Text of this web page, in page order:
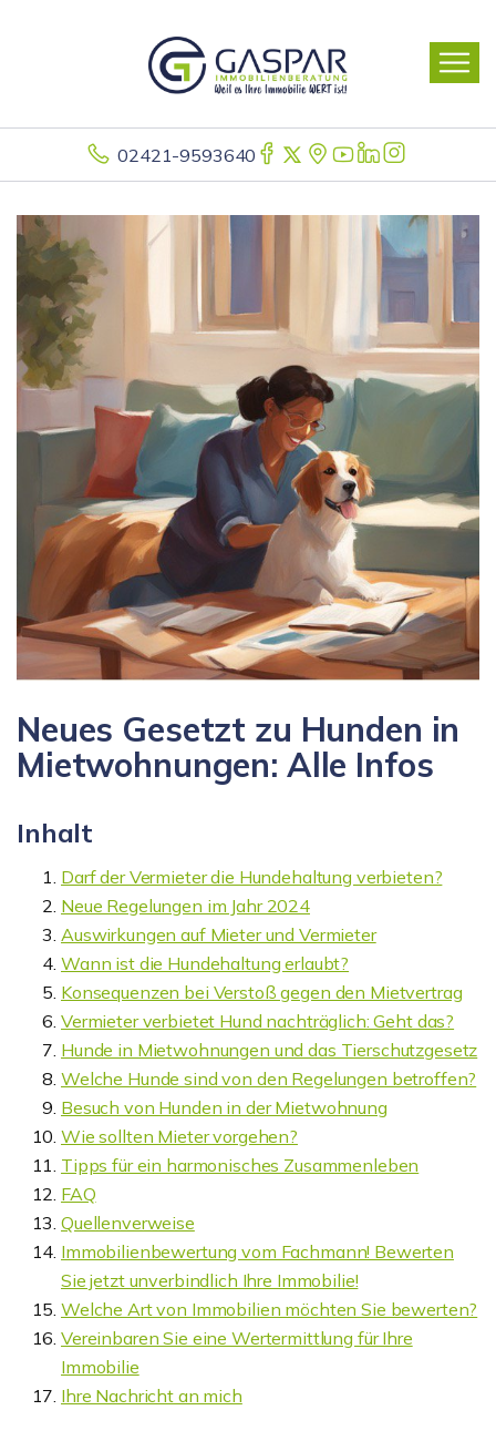
02421-9593640
Neues Gesetzt zu Hunden in
Mietwohnungen: Alle Infos
Inhalt
Darf der Vermieter die Hundehaltung verbieten?
Neue Regelungen im Jahr 2024
Auswirkungen auf Mieter und Vermieter
Wann ist die Hundehaltung erlaubt?
Konsequenzen bei Verstoß gegen den Mietvertrag
Vermieter verbietet Hund nachträglich: Geht das?
Hunde in Mietwohnungen und das Tierschutzgesetz
Welche Hunde sind von den Regelungen betroffen?
Besuch von Hunden in der Mietwohnung
Wie sollten Mieter vorgehen?
Tipps für ein harmonisches Zusammenleben
FAQ
Quellenverweise
Immobilienbewertung vom Fachmann! Bewerten
Sie jetzt unverbindlich Ihre Immobilie!
Welche Art von Immobilien möchten Sie bewerten?
Vereinbaren Sie eine Wertermittlung für Ihre
Immobilie
Ihre Nachricht an mich